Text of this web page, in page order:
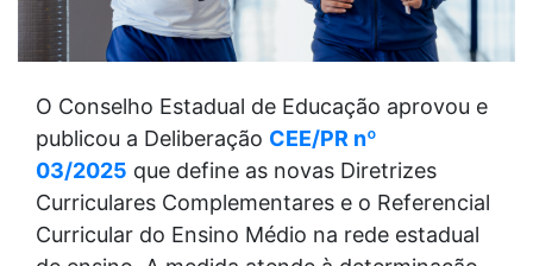
O Conselho Estadual de Educação aprovou e
publicou a Deliberação CEE/PR nº
03/2025 que define as novas Diretrizes
Curriculares Complementares e o Referencial
Curricular do Ensino Médio na rede estadual